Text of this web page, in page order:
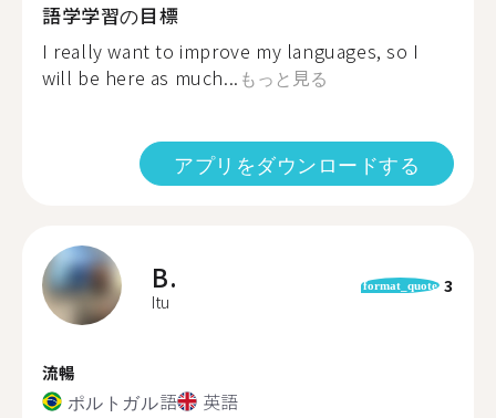
語学学習の目標
I really want to improve my languages, so I
will be here as much... もっと見る
アプリをダウンロードする
B.
Itu
format_quote 3
流暢
ポルトガル語 英語